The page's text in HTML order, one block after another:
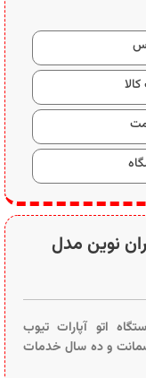
نوین مدل
اتو آپارات تیوب
ضمانت و ده سال خدمات